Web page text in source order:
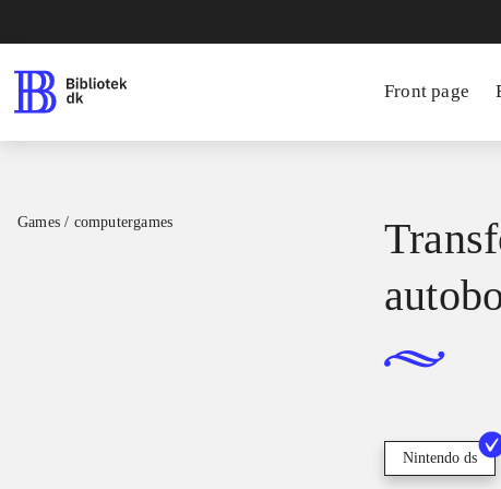
Front page
Games / computergames
Nintendo ds